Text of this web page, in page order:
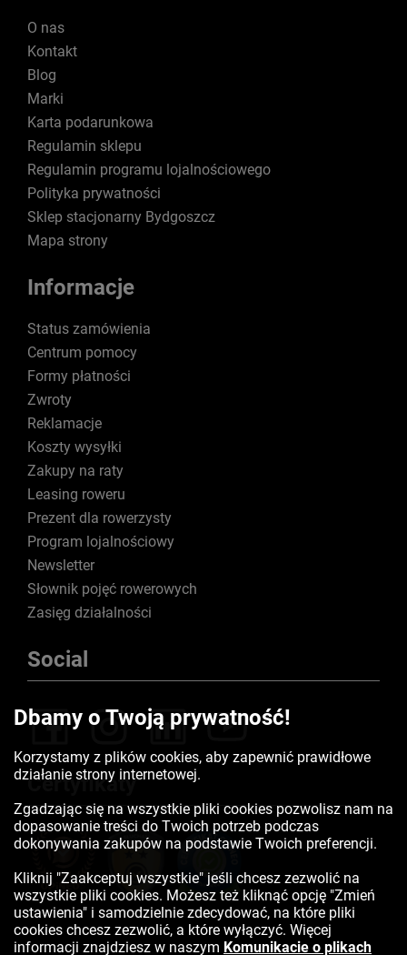
O nas
Kontakt
Blog
Marki
Karta podarunkowa
Regulamin sklepu
Regulamin programu lojalnościowego
Polityka prywatności
Sklep stacjonarny Bydgoszcz
Mapa strony
Informacje
Status zamówienia
Centrum pomocy
Formy płatności
Zwroty
Reklamacje
Koszty wysyłki
Zakupy na raty
Leasing roweru
Prezent dla rowerzysty
Program lojalnościowy
Newsletter
Słownik pojęć rowerowych
Zasięg działalności
Social
Certyfikaty
Dbamy o Twoją prywatność!
Korzystamy z plików cookies, aby zapewnić prawidłowe
działanie strony internetowej.
Zgadzając się na wszystkie pliki cookies pozwolisz nam na
dopasowanie treści do Twoich potrzeb podczas
dokonywania zakupów na podstawie Twoich preferencji.
Kliknij "Zaakceptuj wszystkie" jeśli chcesz zezwolić na
wszystkie pliki cookies. Możesz też kliknąć opcję "Zmień
ustawienia" i samodzielnie zdecydować, na które pliki
cookies chcesz zezwolić, a które wyłączyć. Więcej
informacji znajdziesz w naszym Komunikacie o plikach